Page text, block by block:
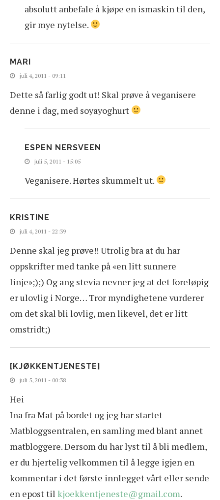
absolutt anbefale å kjøpe en ismaskin til den,
gir mye nytelse.
MARI
juli 4, 2011 - 09:11
Dette så farlig godt ut! Skal prøve å veganisere
denne i dag, med soyayoghurt
ESPEN NERSVEEN
juli 5, 2011 - 15:05
Veganisere. Hørtes skummelt ut.
KRISTINE
juli 4, 2011 - 22:39
Denne skal jeg prøve!! Utrolig bra at du har
oppskrifter med tanke på «en litt sunnere
linje»;);) Og ang stevia nevner jeg at det foreløpig
er ulovlig i Norge… Tror myndighetene vurderer
om det skal bli lovlig, men likevel, det er litt
omstridt;)
[KJØKKENTJENESTE]
juli 5, 2011 - 00:38
Hei
Ina fra Mat på bordet og jeg har startet
Matbloggsentralen, en samling med blant annet
matbloggere. Dersom du har lyst til å bli medlem,
er du hjertelig velkommen til å legge igjen en
kommentar i det første innlegget vårt eller sende
en epost til kjoekkentjeneste@gmail.com.